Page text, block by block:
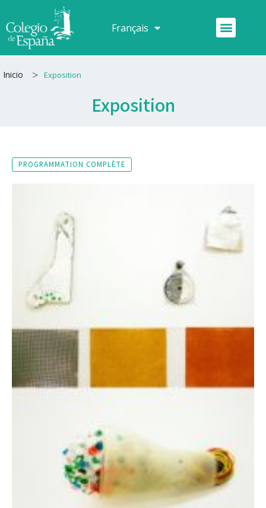
au
contenu
Français
Español Menu
Inicio > Exposition
Exposition
PROGRAMMATION COMPLÈTE